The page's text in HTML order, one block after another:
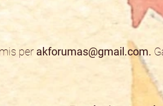
per akforumas@gmail.com.